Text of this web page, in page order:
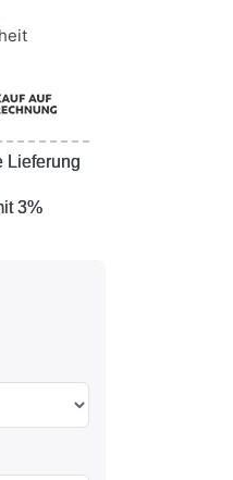
Lieferung
3%
Lieferung
3%